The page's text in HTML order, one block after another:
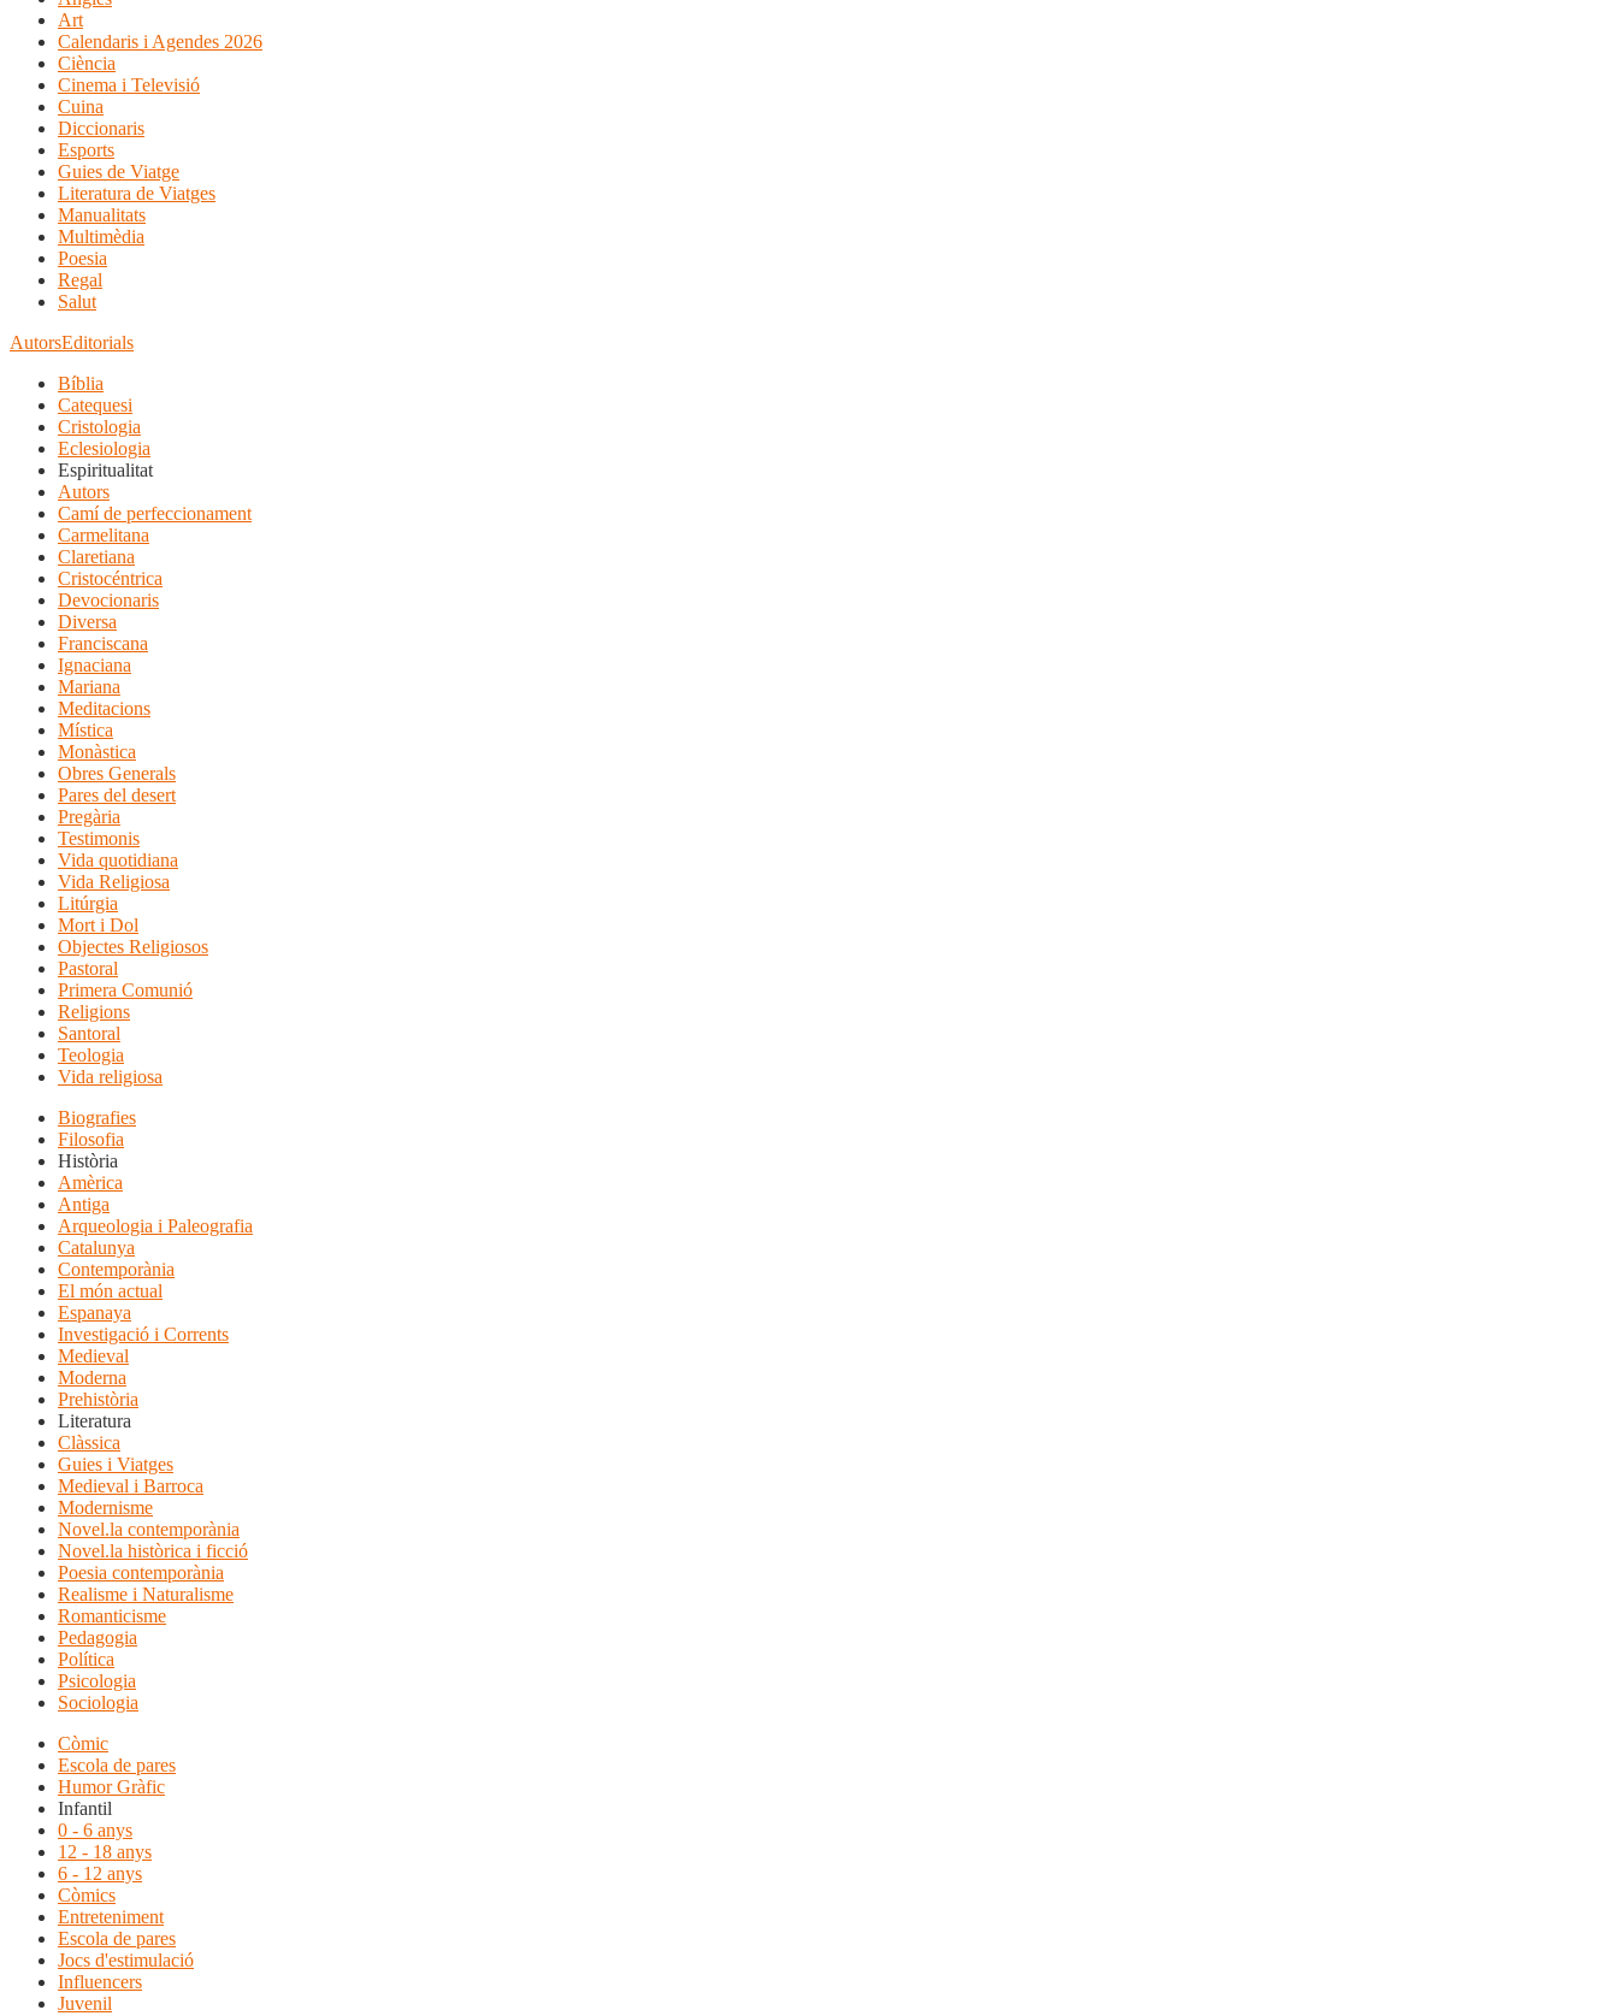
Art
Calendaris i Agendes 2026
Ciència
Cinema i Televisió
Cuina
Diccionaris
Esports
Guies de Viatge
Literatura de Viatges
Manualitats
Multimèdia
Poesia
Regal
Salut
AutorsEditorials
Bíblia
Catequesi
Cristologia
Eclesiologia
Espiritualitat
Autors
Camí de perfeccionament
Carmelitana
Claretiana
Cristocéntrica
Devocionaris
Diversa
Franciscana
Ignaciana
Mariana
Meditacions
Mística
Monàstica
Obres Generals
Pares del desert
Pregària
Testimonis
Vida quotidiana
Vida Religiosa
Litúrgia
Mort i Dol
Objectes Religiosos
Pastoral
Primera Comunió
Religions
Santoral
Teologia
Vida religiosa
Biografies
Filosofia
Història
Amèrica
Antiga
Arqueologia i Paleografia
Catalunya
Contemporània
El món actual
Espanaya
Investigació i Corrents
Medieval
Moderna
Prehistòria
Literatura
Clàssica
Guies i Viatges
Medieval i Barroca
Modernisme
Novel.la contemporània
Novel.la històrica i ficció
Poesia contemporània
Realisme i Naturalisme
Romanticisme
Pedagogia
Política
Psicologia
Sociologia
Còmic
Escola de pares
Humor Gràfic
Infantil
0 - 6 anys
12 - 18 anys
6 - 12 anys
Còmics
Entreteniment
Escola de pares
Jocs d'estimulació
Influencers
Juvenil